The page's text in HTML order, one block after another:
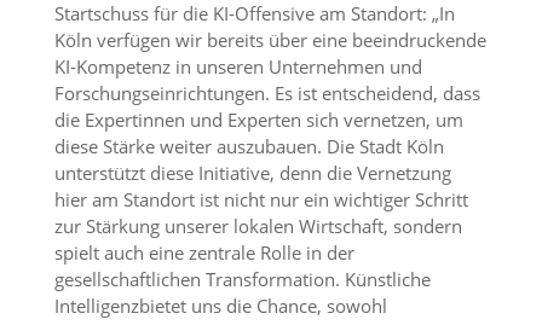
Startschuss für die KI-Offensive am Standort: „In
Köln verfügen wir bereits über eine beeindruckende
KI-Kompetenz in unseren Unternehmen und
Forschungseinrichtungen. Es ist entscheidend, dass
die Expertinnen und Experten sich vernetzen, um
diese Stärke weiter auszubauen. Die Stadt Köln
unterstützt diese Initiative, denn die Vernetzung
hier am Standort ist nicht nur ein wichtiger Schritt
zur Stärkung unserer lokalen Wirtschaft, sondern
spielt auch eine zentrale Rolle in der
gesellschaftlichen Transformation. Künstliche
Intelligenzbietet uns die Chance, sowohl